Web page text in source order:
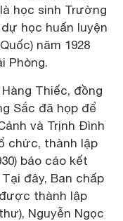
học sinh Trường
học huấn luyện
năm 1928
Phòng.
Thiếc, đồng
Sắc đã họp để
và Trịnh Đình
chức, thành lập
báo cáo kết
đây, Ban chấp
thành lập
Nguyễn Ngọc